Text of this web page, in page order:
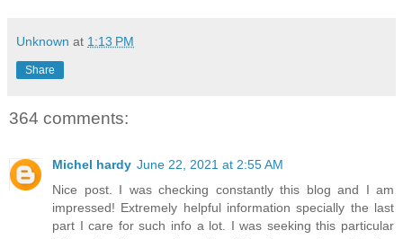
Unknown at 1:13 PM
Share
364 comments:
Michel hardy June 22, 2021 at 2:55 AM
Nice post. I was checking constantly this blog and I am
impressed! Extremely helpful information specially the last
part I care for such info a lot. I was seeking this particular